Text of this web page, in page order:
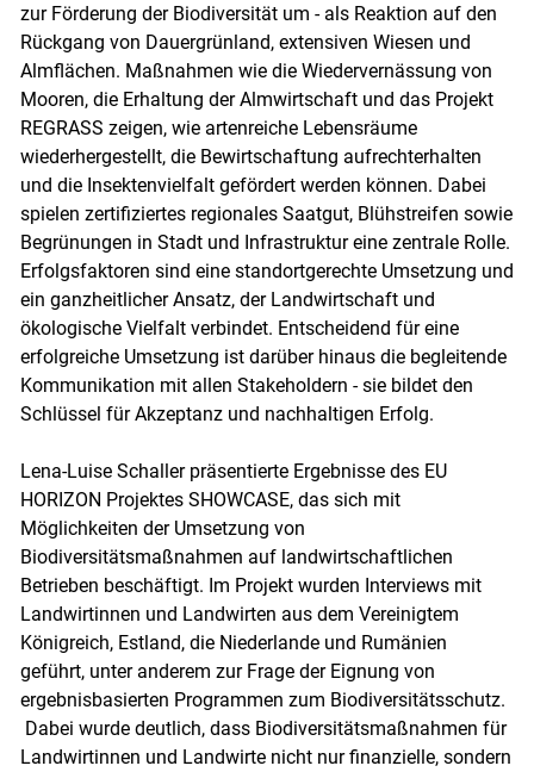
zur Förderung der Biodiversität um - als Reaktion auf den
Rückgang von Dauergrünland, extensiven Wiesen und
Almflächen. Maßnahmen wie die Wiedervernässung von
Mooren, die Erhaltung der Almwirtschaft und das Projekt
REGRASS zeigen, wie artenreiche Lebensräume
wiederhergestellt, die Bewirtschaftung aufrechterhalten
und die Insektenvielfalt gefördert werden können. Dabei
spielen zertifiziertes regionales Saatgut, Blühstreifen sowie
Begrünungen in Stadt und Infrastruktur eine zentrale Rolle.
Erfolgsfaktoren sind eine standortgerechte Umsetzung und
ein ganzheitlicher Ansatz, der Landwirtschaft und
ökologische Vielfalt verbindet. Entscheidend für eine
erfolgreiche Umsetzung ist darüber hinaus die begleitende
Kommunikation mit allen Stakeholdern - sie bildet den
Schlüssel für Akzeptanz und nachhaltigen Erfolg.
Lena-Luise Schaller präsentierte Ergebnisse des EU
HORIZON Projektes SHOWCASE, das sich mit
Möglichkeiten der Umsetzung von
Biodiversitätsmaßnahmen auf landwirtschaftlichen
Betrieben beschäftigt. Im Projekt wurden Interviews mit
Landwirtinnen und Landwirten aus dem Vereinigtem
Königreich, Estland, die Niederlande und Rumänien
geführt, unter anderem zur Frage der Eignung von
ergebnisbasierten Programmen zum Biodiversitätsschutz.
Dabei wurde deutlich, dass Biodiversitätsmaßnahmen für
Landwirtinnen und Landwirte nicht nur finanzielle, sondern